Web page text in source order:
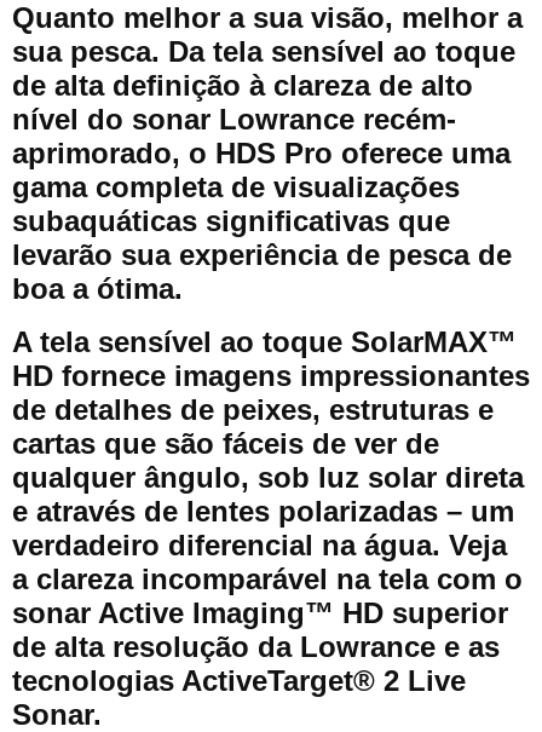
Quanto melhor a sua visão, melhor a
sua pesca. Da tela sensível ao toque
de alta definição à clareza de alto
nível do sonar Lowrance recém-
aprimorado, o HDS Pro oferece uma
gama completa de visualizações
subaquáticas significativas que
levarão sua experiência de pesca de
boa a ótima.
A tela sensível ao toque SolarMAX™
HD fornece imagens impressionantes
de detalhes de peixes, estruturas e
cartas que são fáceis de ver de
qualquer ângulo, sob luz solar direta
e através de lentes polarizadas – um
verdadeiro diferencial na água. Veja
a clareza incomparável na tela com o
sonar Active Imaging™ HD superior
de alta resolução da Lowrance e as
tecnologias ActiveTarget® 2 Live
Sonar.